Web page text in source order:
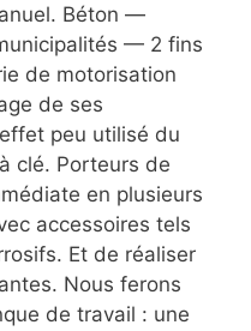
Béton —
— 2 fins
de motorisation
de ses
peu utilisé du
clé. Porteurs de
en plusieurs
accessoires tels
Et de réaliser
Nous ferons
de travail : une